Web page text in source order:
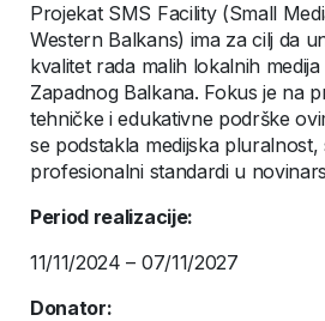
Projekat SMS Facility (Small
Western Balkans) ima za cilj da
kvalitet rada malih lokalnih
Zapadnog Balkana. Fokus je na
tehničke i edukativne podrške
se podstakla medijska
profesionalni standardi u
Period realizacije:
11/11/2024 – 07/11/2027
Donator: